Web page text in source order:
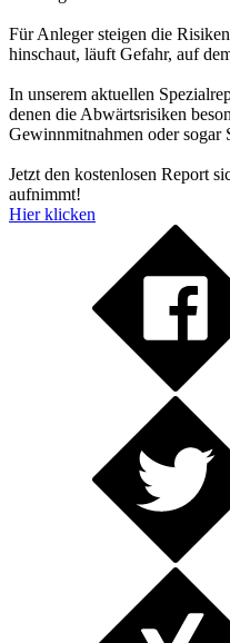
Für Anleger steigen die
hinschaut, läuft Gefahr, auf
In unserem aktuellen
denen die Abwärtsrisiken
Gewinnmitnahmen oder sogar
Jetzt den kostenlosen Report
aufnimmt!
Hier klicken